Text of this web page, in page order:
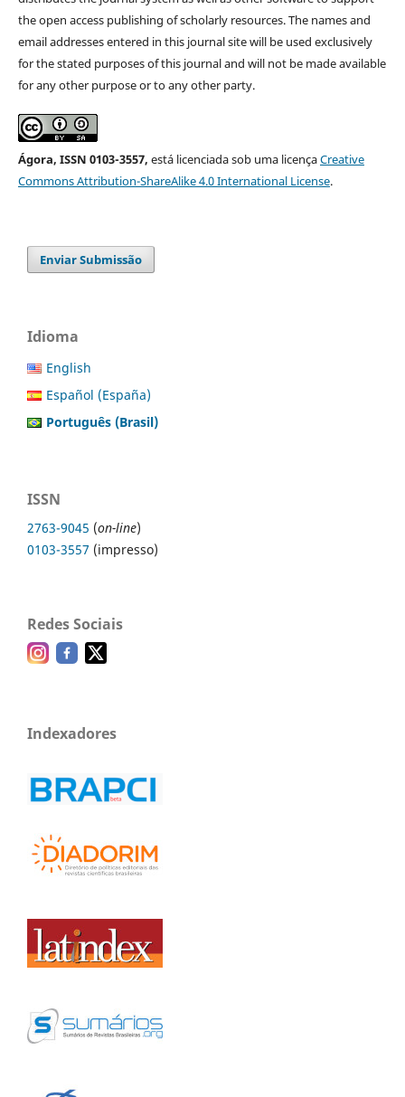
the open access publishing of scholarly resources. The names and
email addresses entered in this journal site will be used exclusively
for the stated purposes of this journal and will not be made available
for any other purpose or to any other party.
Ágora, ISSN 0103-3557, está licenciada sob uma licençaCreative
Commons Attribution-ShareAlike 4.0 International License.
Enviar Submissão
Idioma
English
Español (España)
Português (Brasil)
ISSN
2763-9045 (on-line)
0103-3557 (impresso)
Redes Sociais
Indexadores